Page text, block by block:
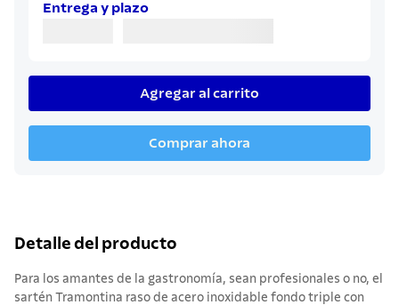
Entrega y plazo
Agregar al carrito
Comprar ahora
Detalle del producto
Para los amantes de la gastronomía, sean profesionales o no, el
sartén Tramontina raso de acero inoxidable fondo triple con